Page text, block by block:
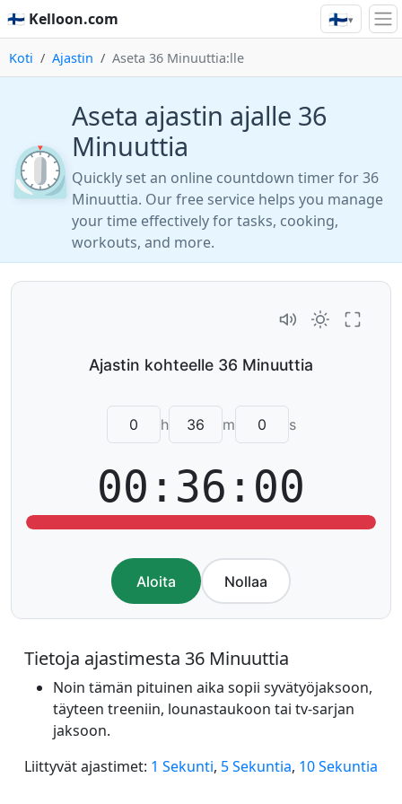
🇫🇮 Kelloon.com 🇫🇮▾
Koti Ajastin Aseta 36 Minuuttia:lle
⏲️
Aseta ajastin ajalle 36
Minuuttia
Quickly set an online countdown timer for 36
Minuuttia. Our free service helps you manage
your time effectively for tasks, cooking,
workouts, and more.
h m s
00:36:00
Aloita Nollaa
Tietoja ajastimesta 36 Minuuttia
Noin tämän pituinen aika sopii syvätyöjaksoon,
täyteen treeniin, lounastaukoon tai tv-sarjan
jaksoon.
Liittyvät ajastimet: 1 Sekunti, 5 Sekuntia, 10 Sekuntia